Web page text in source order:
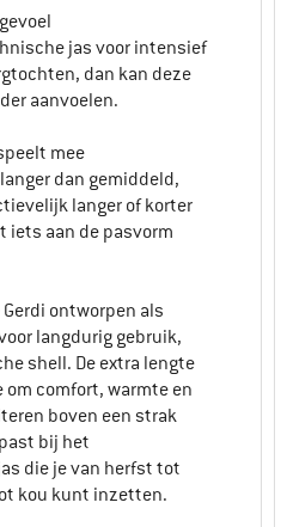
jas voor intensief
dan kan deze
aanvoelen.
mee
dan gemiddeld,
langer of korter
aan de pasvorm
ontworpen als
langdurig gebruik,
shell. De extra lengte
comfort, warmte en
boven een strak
bij het
die je van herfst tot
kou kunt inzetten.